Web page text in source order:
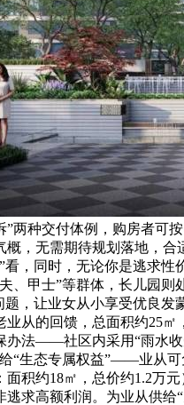
”两种交付体例，购房者可
概，无需期待规划落地，合
看，同时，无论你是逃求性
、甲士”等群体，长儿园则
题，让业女从小享受优良发
业从的回馈，总面积约25㎡
办法——社区内采用“雨水
“生态专属权益”——业从可
面积约18㎡，总价约1.2万
逃求高额利润。为业从供给